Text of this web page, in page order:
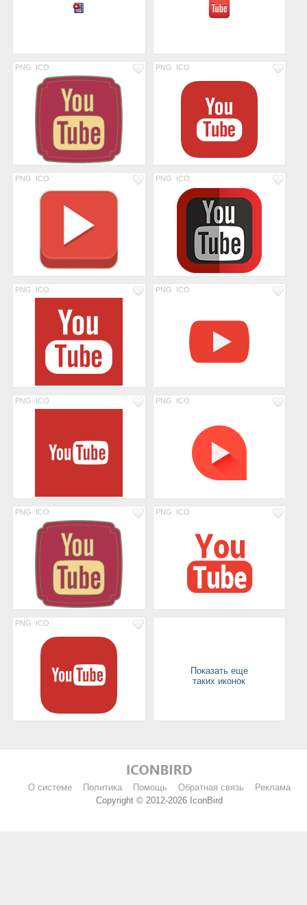
PNG ICO PNG ICO
PNG ICO PNG ICO
PNG ICO PNG ICO
PNG ICO PNG ICO
PNG ICO PNG ICO
PNG ICO
Показать еще
таких иконок
О системе Политика Помощь Обратная связь
Реклама
Copyright © 2012-2026 IconBird